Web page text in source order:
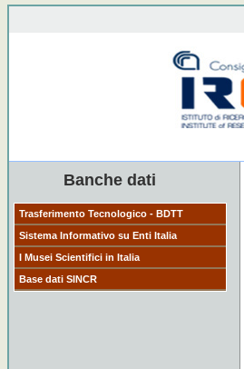
Banche dati
Trasferimento Tecnologico - BDTT
Sistema Informativo su Enti Italia
I Musei Scientifici in Italia
Base dati SINCR